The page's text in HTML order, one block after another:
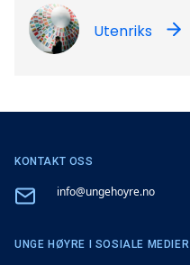
Utenriks
KONTAKT OSS
Email info@ungehoyre.no
UNGE HØYRE I SOSIALE MEDIER